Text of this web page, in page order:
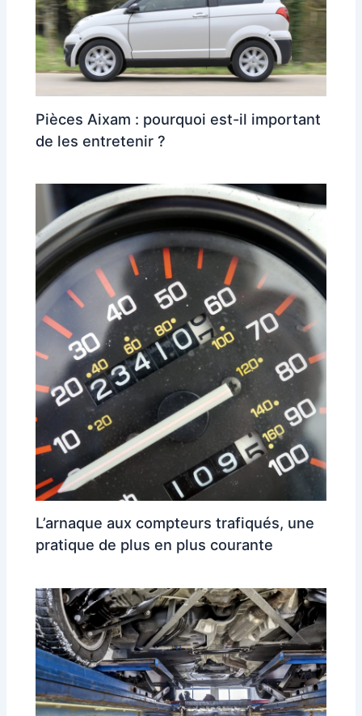
Pièces Aixam : pourquoi est-il important
de les entretenir ?
L’arnaque aux compteurs trafiqués, une
pratique de plus en plus courante